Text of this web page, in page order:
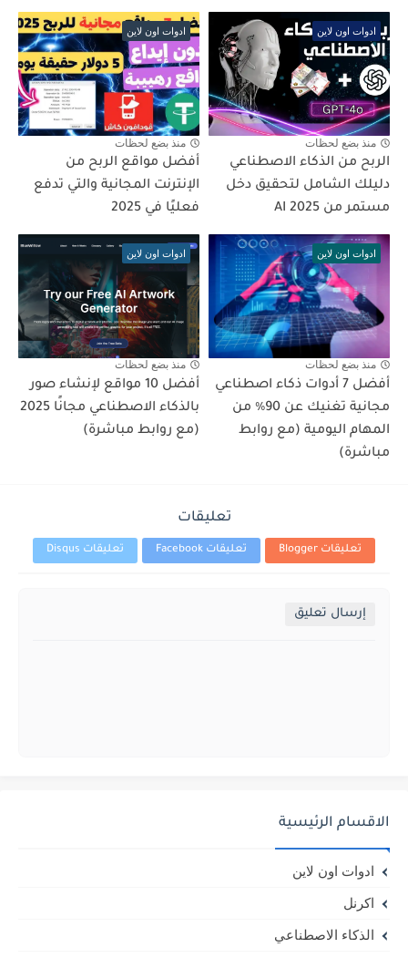
ادوات اون لاين
منذ بضع لحظات
الربح من الذكاء الاصطناعي
دليلك الشامل لتحقيق دخل
مستمر من AI 2025
ادوات اون لاين
منذ بضع لحظات
أفضل مواقع الربح من
الإنترنت المجانية والتي تدفع
فعليًا في 2025
ادوات اون لاين
منذ بضع لحظات
أفضل 7 أدوات ذكاء اصطناعي
مجانية تغنيك عن 90٪ من
المهام اليومية (مع روابط
مباشرة)
ادوات اون لاين
منذ بضع لحظات
أفضل 10 مواقع لإنشاء صور
بالذكاء الاصطناعي مجانًا 2025
(مع روابط مباشرة)
تعليقات
تعليقات Blogger تعليقات Facebook تعليقات Disqus
إرسال تعليق
الاقسام الرئيسية
ادوات اون لاين
اكرنل
الذكاء الاصطناعي